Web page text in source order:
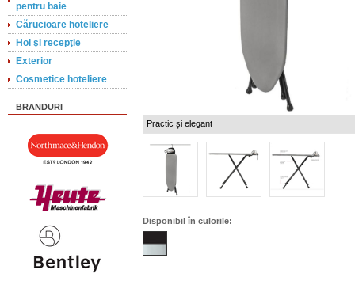
pentru baie
Cărucioare hoteliere
Hol şi recepţie
Exterior
Cosmetice hoteliere
BRANDURI
Practic și elegant
Disponibil în culorile: